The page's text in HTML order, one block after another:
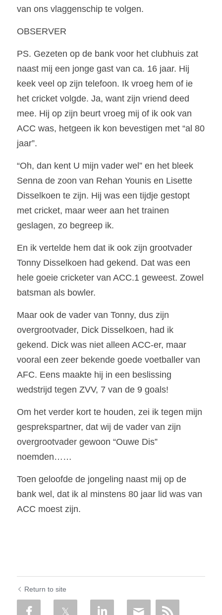
van ons vlaggenschip te volgen.
OBSERVER
PS. Gezeten op de bank voor het clubhuis zat
naast mij een jonge gast van ca. 16 jaar. Hij
keek veel op zijn telefoon. Ik vroeg hem of ie
het cricket volgde. Ja, want zijn vriend deed
mee. Hij op zijn beurt vroeg mij of ik ook van
ACC was, hetgeen ik kon bevestigen met “al 80
jaar”.
“Oh, dan kent U mijn vader wel” en het bleek
Senna de zoon van Rehan Younis en Lisette
Disselkoen te zijn. Hij was een tijdje gestopt
met cricket, maar weer aan het trainen
geslagen, zo begreep ik.
En ik vertelde hem dat ik ook zijn grootvader
Tonny Disselkoen had gekend. Dat was een
hele goeie cricketer van ACC.1 geweest. Zowel
batsman als bowler.
Maar ook de vader van Tonny, dus zijn
overgrootvader, Dick Disselkoen, had ik
gekend. Dick was niet alleen ACC-er, maar
vooral een zeer bekende goede voetballer van
AFC. Eens maakte hij in een beslissing
wedstrijd tegen ZVV, 7 van de 9 goals!
Om het verder kort te houden, zei ik tegen mijn
gesprekspartner, dat wij de vader van zijn
overgrootvader gewoon “Ouwe Dis”
noemden……
Toen geloofde de jongeling naast mij op de
bank wel, dat ik al minstens 80 jaar lid was van
ACC moest zijn.
Return to site